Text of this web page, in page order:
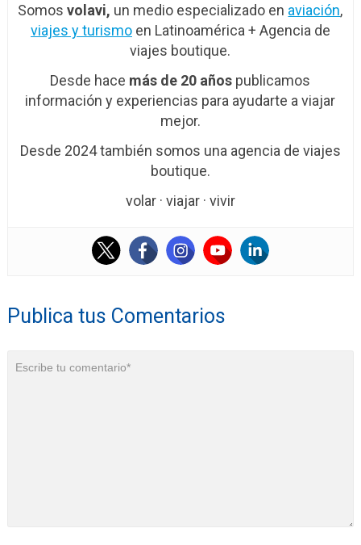
Somosvolavi, un medio especializado en aviación,
viajes y turismoen Latinoamérica + Agencia de
viajes boutique.
Desde hace más de 20 años publicamos
información y experiencias para ayudarte a viajar
mejor.
Desde 2024 también somos una agencia de viajes
boutique.
volar · viajar · vivir
Publica tus Comentarios